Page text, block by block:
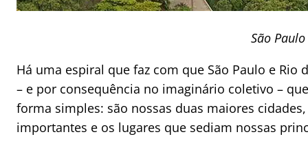
São Paulo
Há uma espiral que faz com que São Paulo e
– e por consequência no imaginário coletivo –
forma simples: são nossas duas maiores
importantes e os lugares que sediam nossas